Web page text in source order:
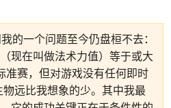
的一个问题至今仍盘桓不去：
现在叫做法术力值）等于或大
准赛，但对游戏没有任何即时
远比我想象的少。其中我最